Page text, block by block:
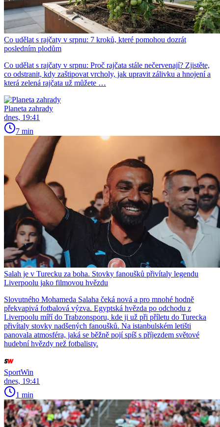
Co udělat s rajčaty v srpnu: 7 kroků, které pomohou dozrát
posledním plodům
Co udělat s rajčaty v srpnu: Proč rajčata stále nečervenají? Zjistěte,
co odstranit, kdy zaštipovat vrcholy, jak upravit zálivku a hnojení a
která zelená rajčata už můžete …
Planeta zahrady
dnes, 19:41
7 min
Salah je v Turecku za boha. Stovky fanoušků přivítaly legendu
Liverpoolu jako filmovou hvězdu
Slovutného Mohameda Salaha čeká nová a pro mnohé hodně
překvapivá fotbalová výzva. Egyptská hvězda po odchodu z
Liverpoolu míří do Trabzonsporu, kde ji už při příletu do Turecka
přivítaly stovky nadšených fanoušků. Na istanbulském letišti
panovala atmosféra, jaká se běžně pojí spíš s příjezdem světové
hudební hvězdy než fotbalisty.
SportWin
dnes, 19:41
1 min